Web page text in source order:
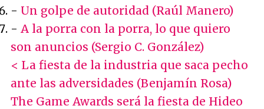
- Un golpe de autoridad (Raúl Manero)
- A la porra con la porra, lo que quiero
son anuncios (Sergio C. González)
< La fiesta de la industria que saca pecho
ante las adversidades (Benjamín Rosa)
The Game Awards será la fiesta de Hideo